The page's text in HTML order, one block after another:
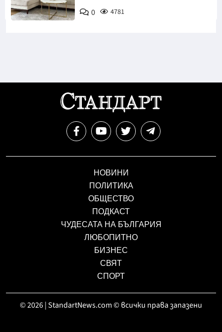
0 4781
НОВИНИ
ПОЛИТИКА
ОБЩЕСТВО
ПОДКАСТ
ЧУДЕСАТА НА БЪЛГАРИЯ
ЛЮБОПИТНО
БИЗНЕС
СВЯТ
СПОРТ
© 2026 | StandartNews.com © всички права запазени